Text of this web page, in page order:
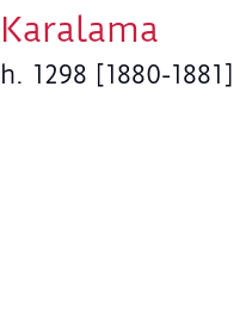
Karalama
h. 1298 [1880-1881]